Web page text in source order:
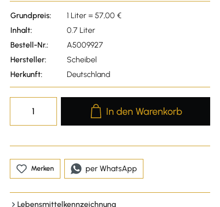
Grundpreis:
1 Liter = 57,00 €
Inhalt:
0.7 Liter
Bestell-Nr.:
A5009927
Hersteller:
Scheibel
Herkunft:
Deutschland
Produkt Anzahl: Gib den
In den Warenkorb
Merken per WhatsApp
Lebensmittelkennzeichnung